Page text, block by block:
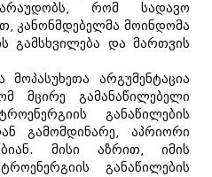
რომ სადავო
კანონმდებელმა მოინდომა
გამსხვილება და მართვის
არგუმენტაცია
მცირე გამანაწილებელი
განაწილების
გამომდინარე, აპრიორი
მისი აზრით, იმის
განაწილების